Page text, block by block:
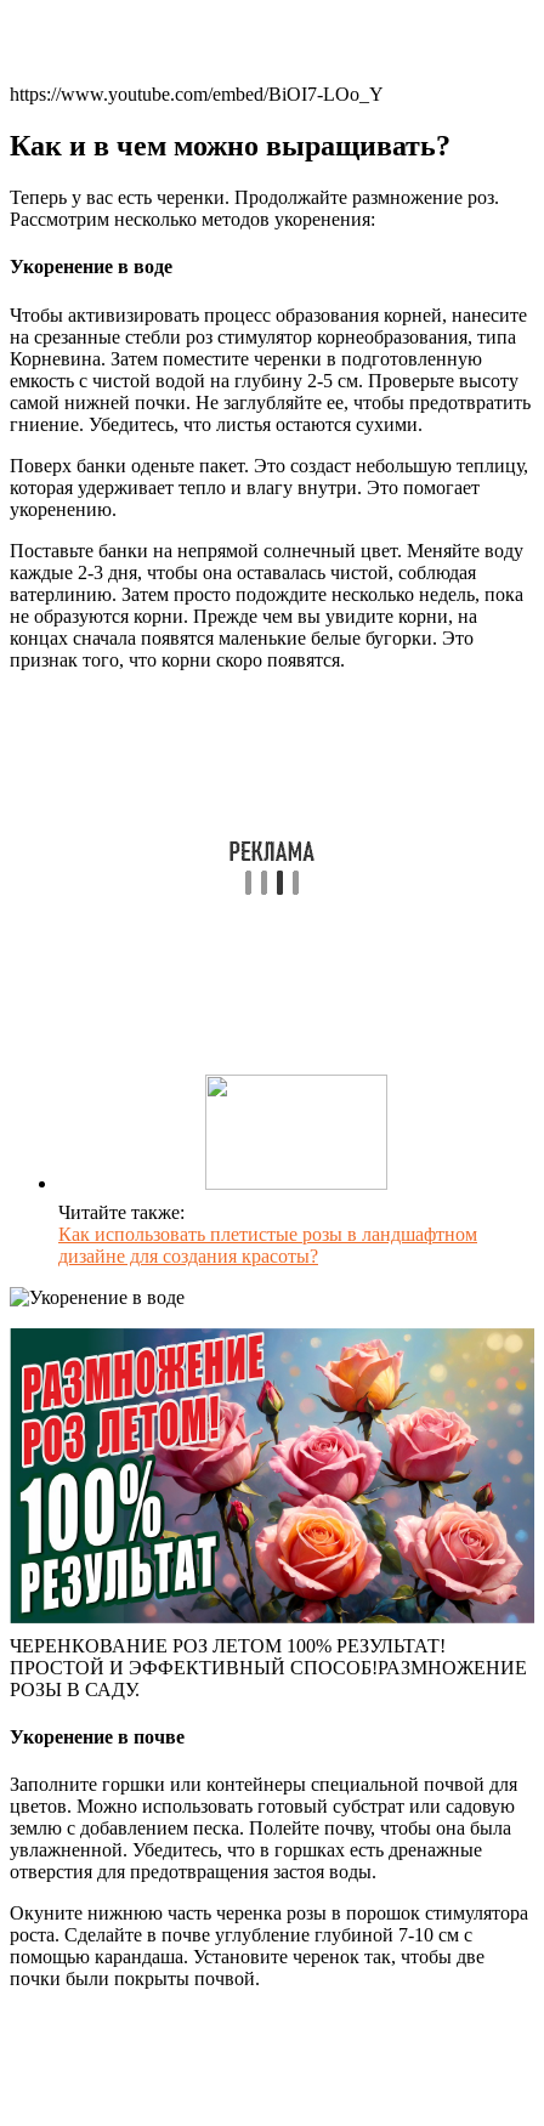
https://www.youtube.com/embed/BiOI7-LOo_Y
Как и в чем можно выращивать?
Теперь у вас есть черенки. Продолжайте размножение роз.
Рассмотрим несколько методов укоренения:
Укоренение в воде
Чтобы активизировать процесс образования корней, нанесите
на срезанные стебли роз стимулятор корнеобразования, типа
Корневина. Затем поместите черенки в подготовленную
емкость с чистой водой на глубину 2-5 см. Проверьте высоту
самой нижней почки. Не заглубляйте ее, чтобы предотвратить
гниение. Убедитесь, что листья остаются сухими.
Поверх банки оденьте пакет. Это создаст небольшую теплицу,
которая удерживает тепло и влагу внутри. Это помогает
укоренению.
Поставьте банки на непрямой солнечный цвет. Меняйте воду
каждые 2-3 дня, чтобы она оставалась чистой, соблюдая
ватерлинию. Затем просто подождите несколько недель, пока
не образуются корни. Прежде чем вы увидите корни, на
концах сначала появятся маленькие белые бугорки. Это
признак того, что корни скоро появятся.
Читайте также:
Как использовать плетистые розы в ландшафтном
дизайне для создания красоты?
ЧЕРЕНКОВАНИЕ РОЗ ЛЕТОМ 100% РЕЗУЛЬТАТ!
ПРОСТОЙ И ЭФФЕКТИВНЫЙ СПОСОБ!РАЗМНОЖЕНИЕ
РОЗЫ В САДУ.
Укоренение в почве
Заполните горшки или контейнеры специальной почвой для
цветов. Можно использовать готовый субстрат или садовую
землю с добавлением песка. Полейте почву, чтобы она была
увлажненной. Убедитесь, что в горшках есть дренажные
отверстия для предотвращения застоя воды.
Окуните нижнюю часть черенка розы в порошок стимулятора
роста. Сделайте в почве углубление глубиной 7-10 см с
помощью карандаша. Установите черенок так, чтобы две
почки были покрыты почвой.